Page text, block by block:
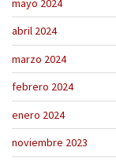
mayo 2024
abril 2024
marzo 2024
febrero 2024
enero 2024
noviembre 2023